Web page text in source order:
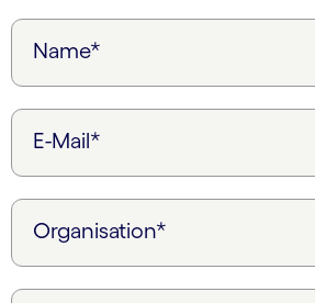
Name*
E-Mail*
Organisation*